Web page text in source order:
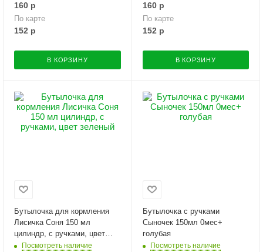
160 р
По карте
152 р
В КОРЗИНУ
160р
По карте
152 р
В КОРЗИНУ
Бутылочка для кормления
Лисичка Соня 150 мл
цилиндр, с ручками, цвет
зеленый
Посмотреть наличие
Бутылочка с ручками
Сыночек 150мл 0мес+
голубая
Посмотреть наличие